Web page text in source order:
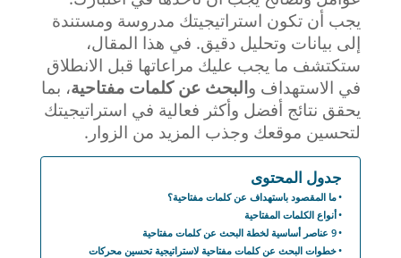
يجب أن تكون استراتيجيتك مدروسة ومستندة
إلى بيانات وتحليل دقيق. في هذا المقال،
ستكتشف ما يجب عليك مراعاتها قبل الانطلاق
في الاستهداف والبحث عن كلمات مفتاحية، بما
يحقق نتائج أفضل وأكثر فعالية في استراتيجيتك
لتحسين موقعك وجذب المزيد من الزوار.
جدول المحتوى
ما المقصود باستهداف عن كلمات مفتاحية؟
أنواع الكلمات المفتاحية
9 عناصر أساسية لخطة البحث عن كلمات مفتاحية
خطوات البحث عن كلمات مفتاحية لاستراتيجية تحسين محركات